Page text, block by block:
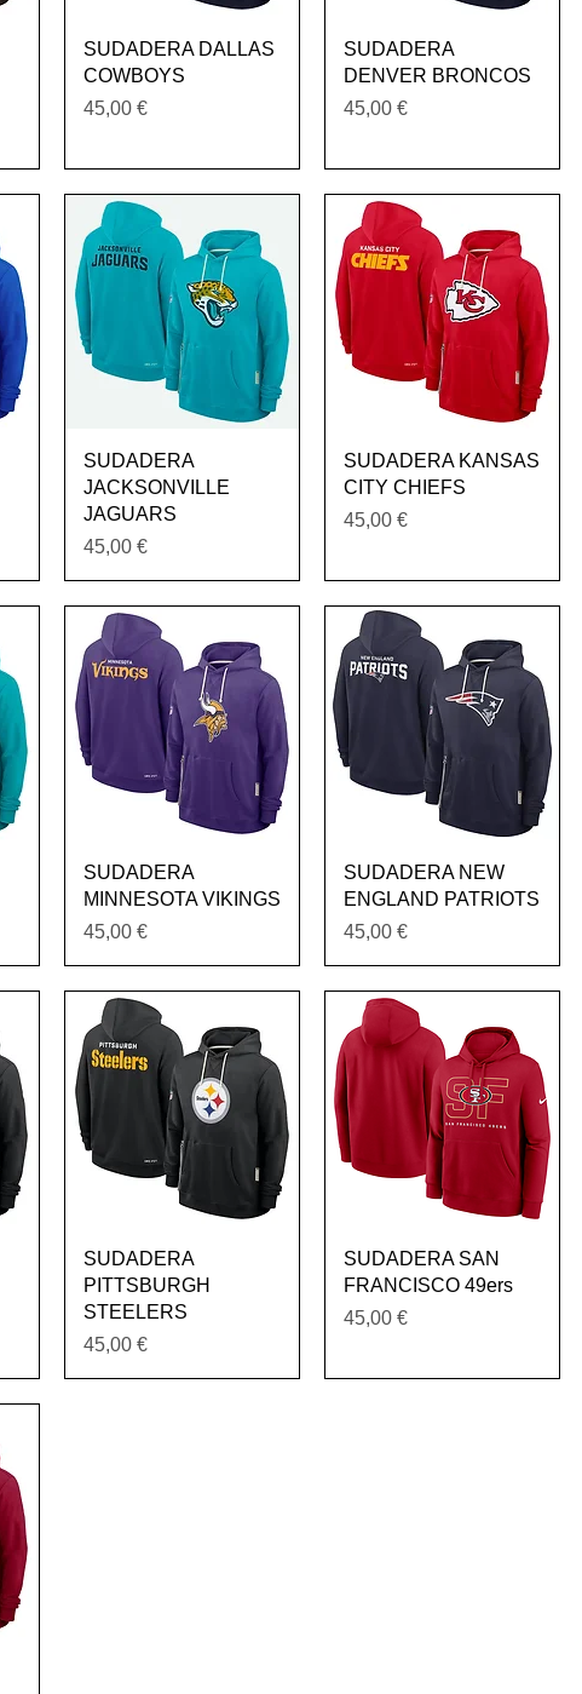
Vista rápida
SUDADERA DALLAS
COWBOYS
Precio
45,00 €
Vista rápida
SUDADERA
DENVER BRONCOS
Precio
45,00 €
Vista rápida
SUDADERA
JACKSONVILLE
JAGUARS
Precio
45,00 €
Vista rápida
SUDADERA KANSAS
CITY CHIEFS
Precio
45,00 €
Vista rápida
SUDADERA
MINNESOTA VIKINGS
Precio
45,00 €
Vista rápida
SUDADERA NEW
ENGLAND PATRIOTS
Precio
45,00 €
Vista rápida
SUDADERA
PITTSBURGH
STEELERS
Precio
45,00 €
Vista rápida
SUDADERA SAN
FRANCISCO 49ers
Precio
45,00 €